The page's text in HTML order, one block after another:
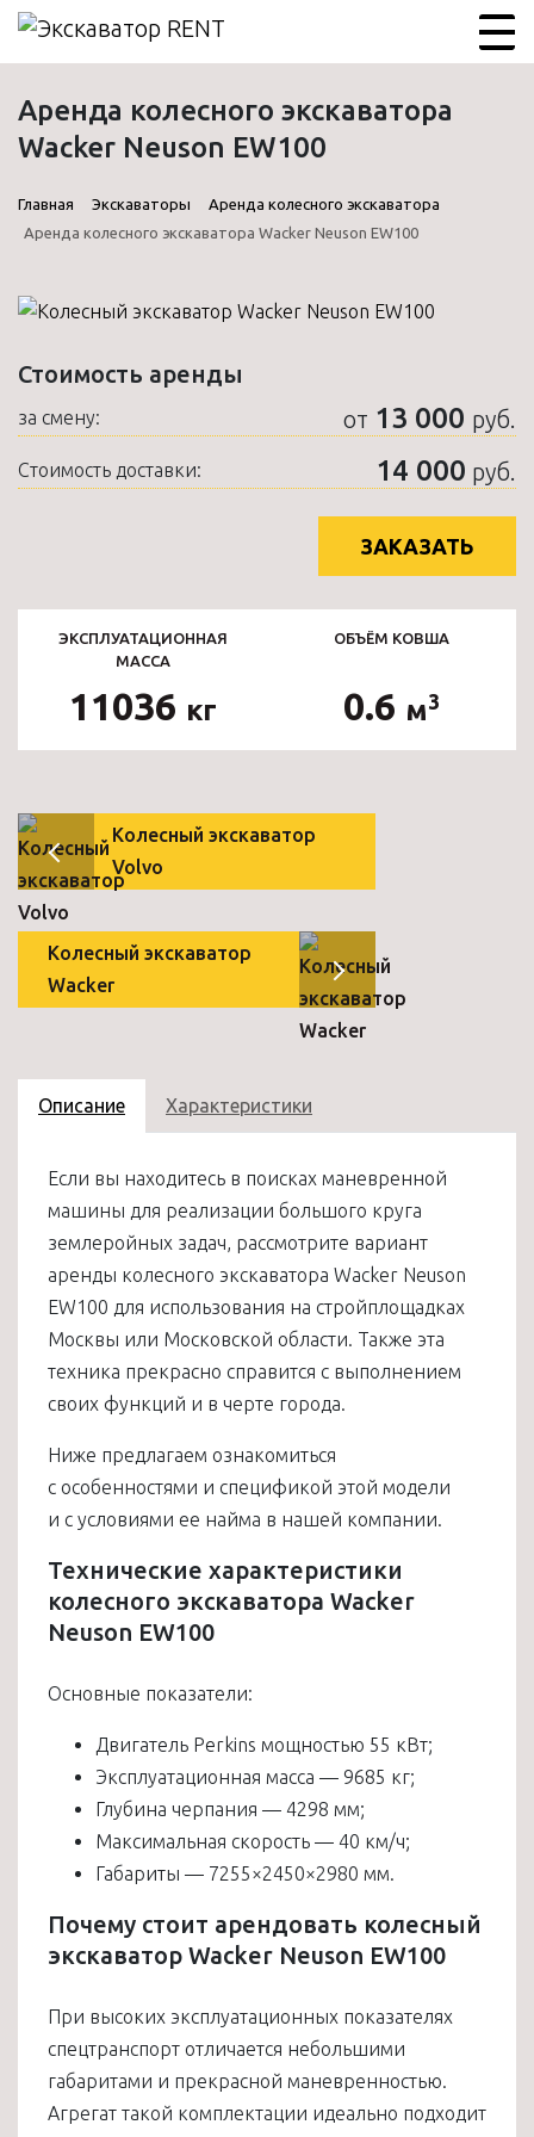
Аренда колесного экскаватора
Wacker Neuson EW100
Главная Экскаваторы
Аренда колесного экскаватора
Аренда колесного экскаватора Wacker Neuson EW100
Стоимость аренды
за смену: от 13 000 руб.
Стоимость доставки: 14 000 руб.
ЗАКАЗАТЬ
ЭКСПЛУАТАЦИОННАЯ
МАССА
11036 кг
ОБЪЁМ КОВША
0.6 м3
Колесный экскаватор
Volvo
Колесный экскаватор
Wacker
Описание Характеристики
Если вы находитесь в поисках маневренной
машины для реализации большого круга
землеройных задач, рассмотрите вариант
аренды колесного экскаватора Wacker Neuson
EW100 для использования на стройплощадках
Москвы или Московской области. Также эта
техника прекрасно справится с выполнением
своих функций и в черте города.
Ниже предлагаем ознакомиться
с особенностями и спецификой этой модели
и с условиями ее найма в нашей компании.
Технические характеристики
колесного экскаватора Wacker
Neuson EW100
Основные показатели:
Двигатель Perkins мощностью 55 кВт;
Эксплуатационная масса — 9685 кг;
Глубина черпания — 4298 мм;
Максимальная скорость — 40 км/ч;
Габариты — 7255×2450×2980 мм.
Почему стоит арендовать колесный
экскаватор Wacker Neuson EW100
При высоких эксплуатационных показателях
спецтранспорт отличается небольшими
габаритами и прекрасной маневренностью.
Агрегат такой комплектации идеально подходит